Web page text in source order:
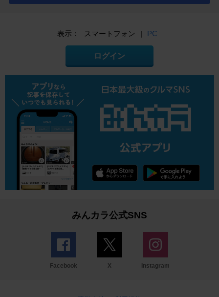
表示： スマートフォン PC
ログイン
みんカラ公式SNS
Facebook X Instagram